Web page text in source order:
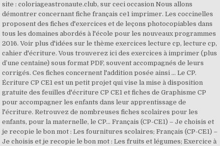
site : coloriageastronaute.club, sur ceci occasion Nous allons
démontrer concernant fiche français ce1 imprimer. Les coccinelles
proposent des fiches d'exercices et de leçons photocopiables dans
tous les domaines abordés à l'école pour les nouveaux programmes
2016. Voir plus d'idées sur le thème exercices lecture cp, lecture cp,
cahier d'écriture. Vous trouverez ici des exercices à imprimer (plus
d’une centaine) sous format PDF, souvent accompagnés de leurs
corrigés. Ces fiches concernent l'addition posée ainsi … Le CP.
Écriture CP CE1 est un petit projet qui vise la mise à disposition
gratuite des feuilles d'écriture CP CE1 et fiches de Graphisme CP
pour accompagner les enfants dans leur apprentissage de
l'écriture. Retrouvez de nombreuses fiches scolaires pour les
enfants, pour la maternelle, le CP… Français (CP-CE1) – Je choisis et
je recopie le bon mot : Les fournitures scolaires; Français (CP-CE1) –
Je choisis et je recopie le bon mot : Les fruits et légumes; Exercice à